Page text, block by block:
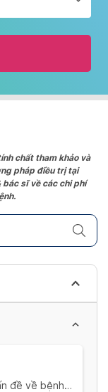
chất tham khảo và
pháp điều trị tại
bác sĩ về các chi phí
đề về bệnh lí